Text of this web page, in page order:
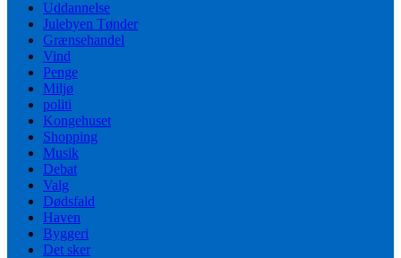
Uddannelse
Julebyen Tønder
Grænsehandel
Vind
Penge
Miljø
politi
Kongehuset
Shopping
Musik
Debat
Valg
Dødsfald
Haven
Byggeri
Det sker